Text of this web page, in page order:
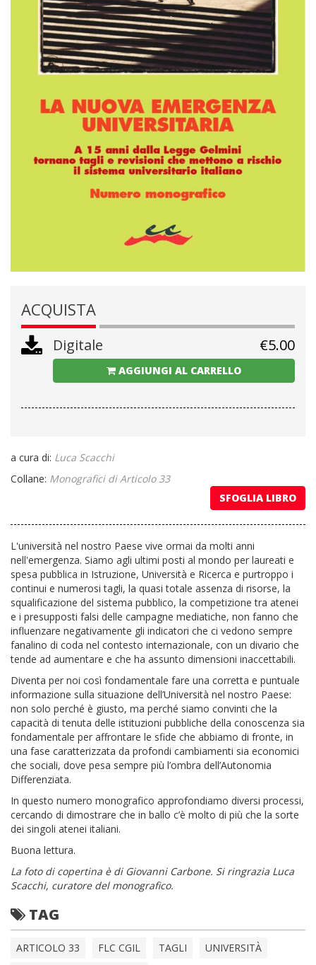
ACQUISTA
Digitale €5.00
AGGIUNGI AL CARRELLO
a cura di: Luca Scacchi
Collane: Monografici di Articolo 33
SFOGLIA LIBRO
L'università nel nostro Paese vive ormai da molti anni
nell'emergenza. Siamo agli ultimi posti al mondo per laureati e
spesa pubblica in Istruzione, Università e Ricerca e purtroppo i
continui e numerosi tagli, la quasi totale assenza di risorse, la
squalificazione del sistema pubblico, la competizione tra atenei
e i presupposti falsi delle campagne mediatiche, non fanno che
influenzare negativamente gli indicatori che ci vedono sempre
fanalino di coda nel contesto internazionale, con un divario che
tende ad aumentare e che ha assunto dimensioni inaccettabili.
Diventa per noi così fondamentale fare una corretta e puntuale
informazione sulla situazione dell’Università nel nostro Paese:
non solo perché è giusto, ma perché siamo convinti che la
capacità di tenuta delle istituzioni pubbliche della conoscenza sia
fondamentale per affrontare le sfide che abbiamo di fronte, in
una fase caratterizzata da profondi cambiamenti sia economici
che sociali, dove pesa sempre più l’ombra dell’Autonomia
Differenziata.
In questo numero monografico approfondiamo diversi processi,
cercando di dimostrare che in ballo c’è molto di più che la sorte
dei singoli atenei italiani.
Buona lettura.
La foto di copertina è di Giovanni Carbone. Si ringrazia Luca
Scacchi, curatore del monografico.
TAG
ARTICOLO 33 FLC CGIL TAGLI UNIVERSITÀ